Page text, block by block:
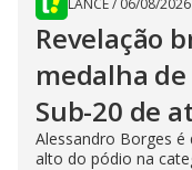
LANCE/ 06/08/2026
Revelação
medalha
Sub-20 de
Alessandro Borges
alto do pódio na